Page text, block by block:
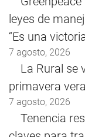
leyes de
“Es una
7 agosto, 2026
La Rural se
primavera
7 agosto, 2026
Tenencia